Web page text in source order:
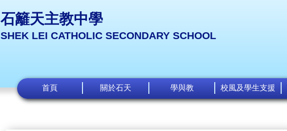
石籬天主教中學
SHEK LEI CATHOLIC SECONDARY SCHOOL
首頁 關於石天 學與教 校風及學生支援